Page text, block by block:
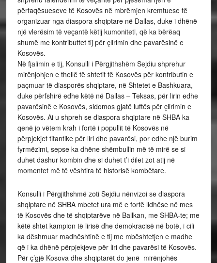
përfaqësueseve të Kosovës në mbrëmjen kremtuese të
organizuar nga diaspora shqiptare në Dallas, duke i dhënë
një vlerësim të veçantë këtij kumoniteti, që ka bërëaq
shumë me kontributtet tij për çlirimin dhe pavarësinë e
Kosovës.
Në fjalimin e tij, Konsulli i Përgjithshëm Sejdiu shprehur
mirënjohjen e thellë të shtetit të Kosovës për kontributin e
paçmuar të diasporës shqiptare, në Shtetet e Bashkuara,
duke përfshirë edhe këtë në Dallas – Teksas, për lirin edhe
pavarësinë e Kosovës, sidomos gjatë luftës për çlirimin e
Kosovës. Ai u shpreh se diaspora shqiptare në SHBA ka
qenë jo vëtem krah i fortë i popullit të Kosovës në
përpjekjet titantike për liri dhe pavarësi, por edhe një burim
fyrmëzimi, sepse ka dhëne shëmbullin më të mirë se si
duhet dashur kombin dhe si duhet t’i dilet zot atij në
momentet më të vështira të historisë kombëtare.
Konsulli i Përgjithshmë zoti Sejdiu nënvizoi se diaspora
shqiptare në SHBA mbetet ura më e fortë lidhëse në mes
të Kosovës dhe të shqiptarëve në Ballkan, me SHBA-te; me
këtë shtet kampion të lirisë dhe demokracisë në botë, i cili
ka dëshmuar madhështinë e tij me mbështetjen e madhe
që i ka dhënë përpjekjeve për liri dhe pavarësi të Kosovës.
Për ç’gjë Kosova dhe shqiptarët do jenë mirënjohës